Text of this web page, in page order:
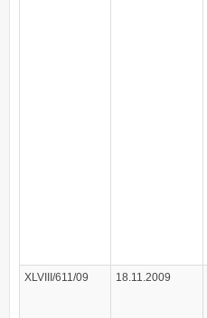
XLVIII/611/09 18.11.2009